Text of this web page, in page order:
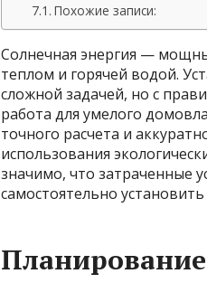
Похожие записи:
Солнечная энергия —
теплом и горячей водой.
сложной задачей, но с
работа для умелого
точного расчета и
использования
значимо, что затраченные
самостоятельно